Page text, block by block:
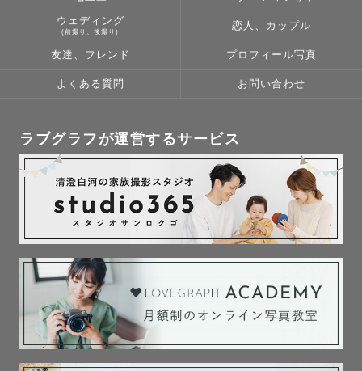
ウェディング
(前撮り、後撮り)
恋人、カップル
友達、フレンド プロフィール写真
よくある質問 お問い合わせ
ラブグラフが運営するサービス